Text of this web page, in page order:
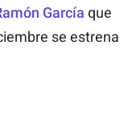
García que
se estrena